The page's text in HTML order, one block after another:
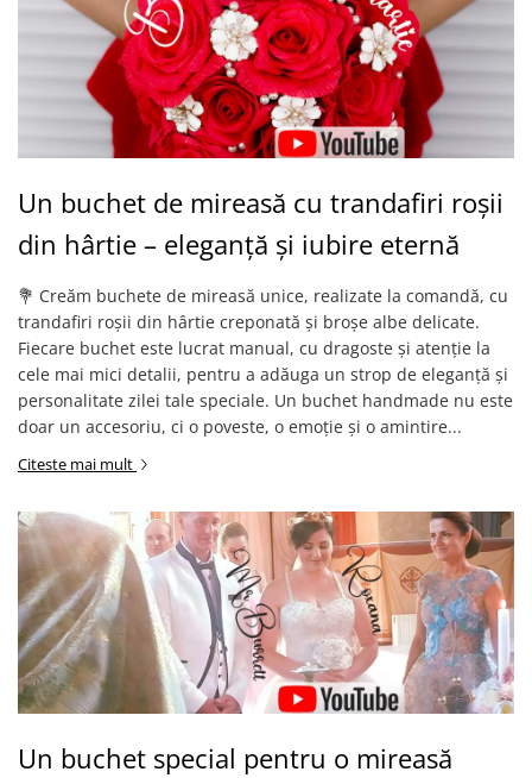
Un buchet de mireasă cu trandafiri roșii
din hârtie – eleganță și iubire eternă
💐 Creăm buchete de mireasă unice, realizate la comandă, cu
trandafiri roșii din hârtie creponată și broșe albe delicate.
Fiecare buchet este lucrat manual, cu dragoste și atenție la
cele mai mici detalii, pentru a adăuga un strop de eleganță și
personalitate zilei tale speciale. Un buchet handmade nu este
doar un accesoriu, ci o poveste, o emoție și o amintire...
Citeste mai mult
Un buchet special pentru o mireasă